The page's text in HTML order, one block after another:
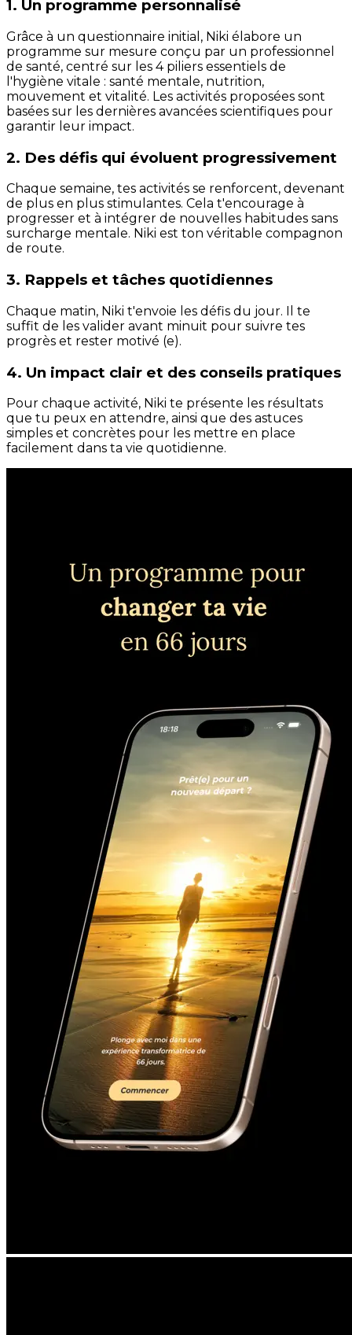
1. Un programme personnalisé
Grâce à un questionnaire initial, Niki élabore un
programme sur mesure conçu par un professionnel
de santé, centré sur les 4 piliers essentiels de
l'hygiène vitale : santé mentale, nutrition,
mouvement et vitalité. Les activités proposées sont
basées sur les dernières avancées scientifiques pour
garantir leur impact.
2. Des défis qui évoluent progressivement
Chaque semaine, tes activités se renforcent, devenant
de plus en plus stimulantes. Cela t'encourage à
progresser et à intégrer de nouvelles habitudes sans
surcharge mentale. Niki est ton véritable compagnon
de route.
3. Rappels et tâches quotidiennes
Chaque matin, Niki t'envoie les défis du jour. Il te
suffit de les valider avant minuit pour suivre tes
progrès et rester motivé (e).
4. Un impact clair et des conseils pratiques
Pour chaque activité, Niki te présente les résultats
que tu peux en attendre, ainsi que des astuces
simples et concrètes pour les mettre en place
facilement dans ta vie quotidienne.